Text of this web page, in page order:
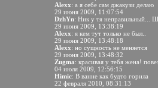
Alexx: а я себе сам джакузи делаю
29 июня 2009, 11:07:54
DzhYn: Ник у тя неправильный...
29 июня 2009, 13:38:19
Alexx: я кем тут только не был..
29 июня 2009, 13:48:18
Alexx: но сущность не меняется
29 июня 2009, 13:48:32
Zugma: красивая у тебя жена!
04 июля 2009, 12:56:15
Himic: В ванне как будто горила
22 февраля 2010, 08:31:13